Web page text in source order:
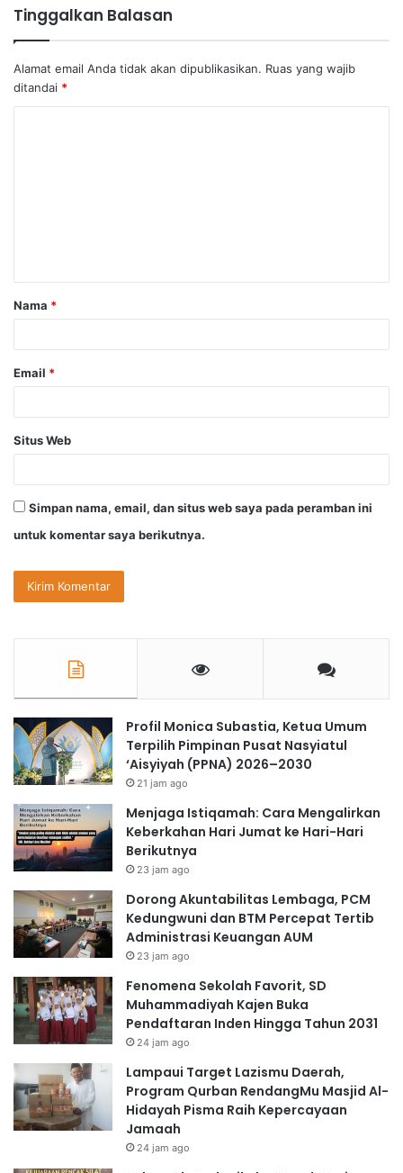
Tinggalkan Balasan
Alamat email Anda tidak akan dipublikasikan. Ruas yang wajib
ditandai *
a
r
Nama *
Email *
Situs Web
Simpan nama, email, dan situs web saya pada peramban ini
untuk komentar saya berikutnya.
Profil Monica Subastia, Ketua Umum
Terpilih Pimpinan Pusat Nasyiatul
‘Aisyiyah (PPNA) 2026–2030
21 jam ago
Menjaga Istiqamah: Cara Mengalirkan
Keberkahan Hari Jumat ke Hari-Hari
Berikutnya
23 jam ago
Dorong Akuntabilitas Lembaga, PCM
Kedungwuni dan BTM Percepat Tertib
Administrasi Keuangan AUM
23 jam ago
Fenomena Sekolah Favorit, SD
Muhammadiyah Kajen Buka
Pendaftaran Inden Hingga Tahun 2031
24 jam ago
Lampaui Target Lazismu Daerah,
Program Qurban RendangMu Masjid Al-
Hidayah Pisma Raih Kepercayaan
Jamaah
24 jam ago